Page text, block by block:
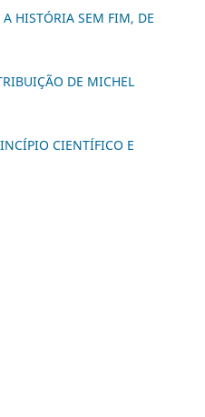
HISTÓRIA SEM FIM, DE
DE MICHEL
CIENTÍFICO E